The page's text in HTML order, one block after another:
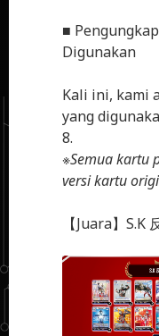
■
Digunakan
Kali ini, kami
yang
8.
※Semua kartu
versi kartu
【Juara】S.K